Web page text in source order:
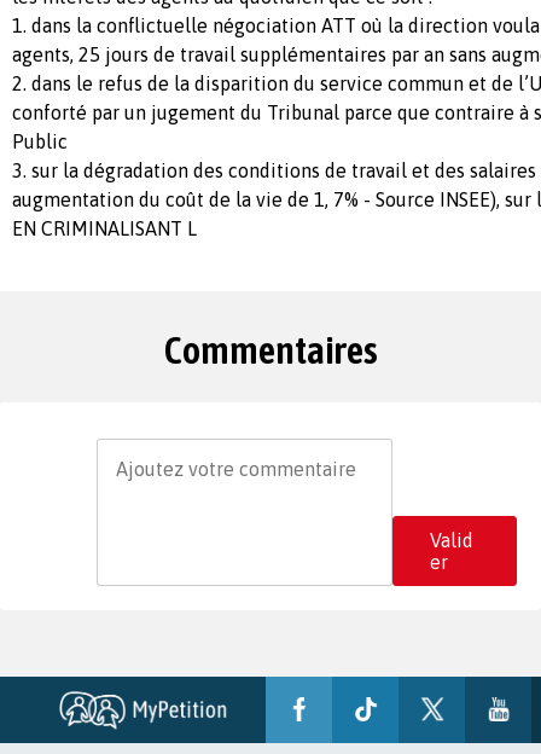
1. dans la conflictuelle négociation ATT où la direction
agents, 25 jours de travail supplémentaires par an sans
2. dans le refus de la disparition du service commun et de
conforté par un jugement du Tribunal parce que contraire à
Public
3. sur la dégradation des conditions de travail et des salaires
augmentation du coût de la vie de 1, 7% - Source INSEE), sur
EN CRIMINALISANT L
Commentaires
Valid
er